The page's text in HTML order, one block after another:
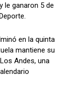
le ganaron 5 de
en la quinta
mantiene su
Andes, una